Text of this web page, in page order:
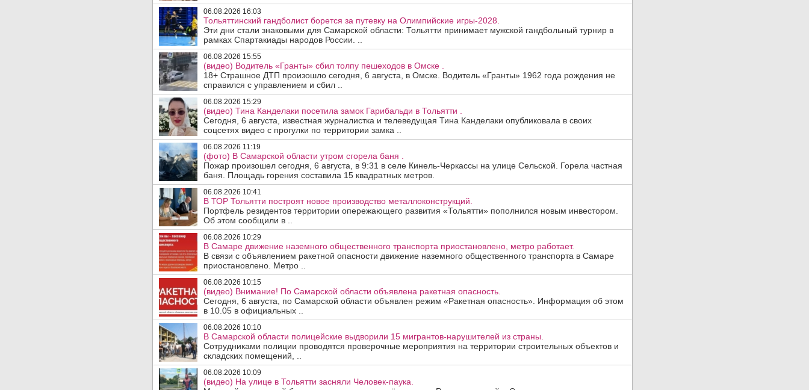
06.08.2026 16:03
Тольяттинский гандболист борется за путевку на Олимпийские игры-2028.
Эти дни стали знаковыми для Самарской области: Тольятти принимает мужской гандбольный турнир в
рамках Спартакиады народов России. ..
06.08.2026 15:55
(видео) Водитель «Гранты» сбил толпу пешеходов в Омске .
18+ Страшное ДТП произошло сегодня, 6 августа, в Омске. Водитель «Гранты» 1962 года рождения не
справился с управлением и сбил ..
06.08.2026 15:29
(видео) Тина Канделаки посетила замок Гарибальди в Тольятти .
Сегодня, 6 августа, известная журналистка и телеведущая Тина Канделаки опубликовала в своих
соцсетях видео с прогулки по территории замка ..
06.08.2026 11:19
(фото) В Самарской области утром сгорела баня .
Пожар произошел сегодня, 6 августа, в 9:31 в селе Кинель-Черкассы на улице Сельской. Горела частная
баня. Площадь горения составила 15 квадратных метров.
06.08.2026 10:41
В ТОР Тольятти построят новое производство металлоконструкций.
Портфель резидентов территории опережающего развития «Тольятти» пополнился новым инвестором.
Об этом сообщили в ..
06.08.2026 10:29
В Самаре движение наземного общественного транспорта приостановлено, метро работает.
В связи с объявлением ракетной опасности движение наземного общественного транспорта в Самаре
приостановлено. Метро ..
06.08.2026 10:15
(видео) Внимание! По Самарской области объявлена ракетная опасность.
Сегодня, 6 августа, по Самарской области объявлен режим «Ракетная опасность». Информация об этом
в 10.05 в официальных ..
06.08.2026 10:10
В Самарской области полицейские выдворили 15 мигрантов-нарушителей из страны.
Сотрудниками полиции проводятся проверочные мероприятия на территории строительных объектов и
складских помещений, ..
06.08.2026 10:09
(видео) На улице в Тольятти засняли Человек-паука.